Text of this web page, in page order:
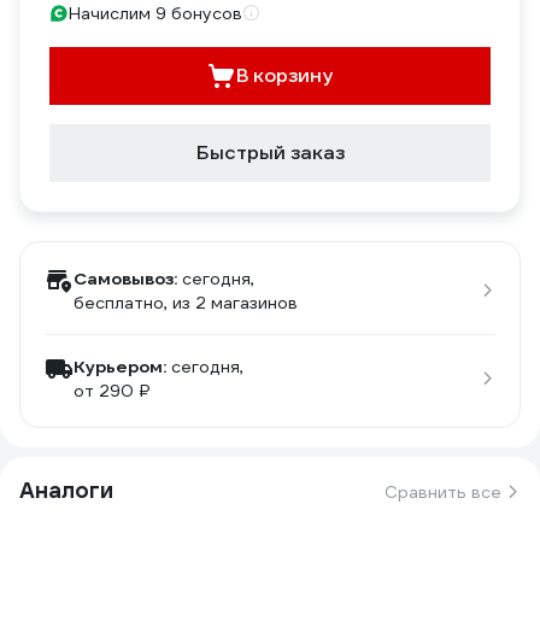
Начислим 9 бонусов
В корзину
Быстрый заказ
Самовывоз: сегодня,
бесплатно, из 2 магазинов
Курьером: сегодня,
от 290 ₽
Аналоги Сравнить все